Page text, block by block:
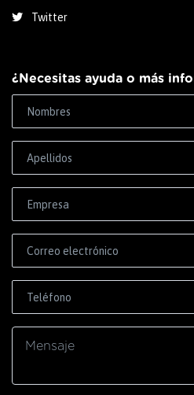
Twitter
¿Necesitas ayuda o más